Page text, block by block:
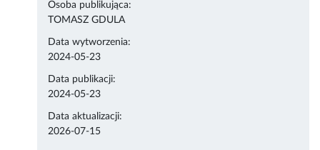
Osoba publikująca:
TOMASZ GDULA
Data wytworzenia:
2024-05-23
Data publikacji:
2024-05-23
Data aktualizacji:
2026-07-15